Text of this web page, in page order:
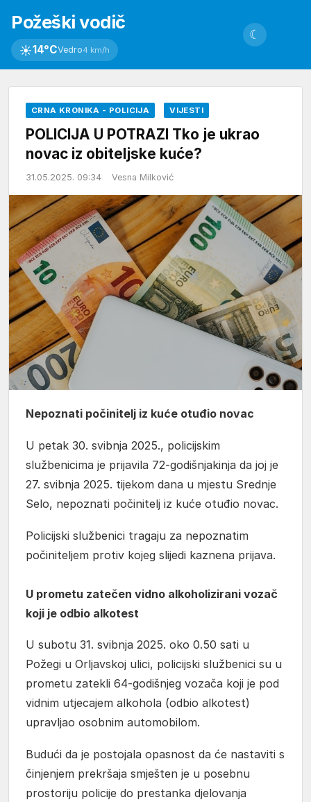
Požeški vodič
☀14°CVedro4 km/h
☾
CRNA KRONIKA - POLICIJA VIJESTI
POLICIJA U POTRAZI Tko je ukrao
novac iz obiteljske kuće?
31.05.2025. 09:34 Vesna Milković
Nepoznati počinitelj iz kuće otuđio novac
U petak 30. svibnja 2025., policijskim
službenicima je prijavila 72-godišnjakinja da joj je
27. svibnja 2025. tijekom dana u mjestu Srednje
Selo, nepoznati počinitelj iz kuće otuđio novac.
Policijski službenici tragaju za nepoznatim
počiniteljem protiv kojeg slijedi kaznena prijava.
U prometu zatečen vidno alkoholizirani vozač
koji je odbio alkotest
U subotu 31. svibnja 2025. oko 0.50 sati u
Požegi u Orljavskoj ulici, policijski službenici su u
prometu zatekli 64-godišnjeg vozača koji je pod
vidnim utjecajem alkohola (odbio alkotest)
upravljao osobnim automobilom.
Budući da je postojala opasnost da će nastaviti s
činjenjem prekršaja smješten je u posebnu
prostoriju policije do prestanka djelovanja